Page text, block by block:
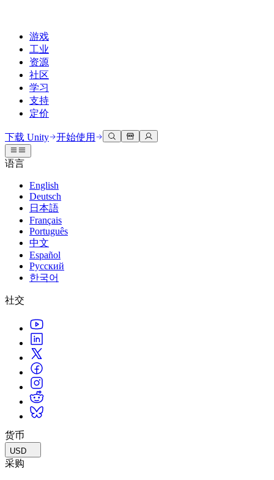
游戏
工业
资源
社区
学习
支持
定价
开发
Unity 引擎
为任何平台构建2D和3D游戏
协作
与团队协作并快速迭代
下载 Unity
计划和定价
部署
探索 Unity 支持的超过 25 个平台
常态化运营
游戏上线后的数据洞察与常态化运营
Grow
用户获取
被发现并获取移动用户
管理跨门店和D2C渠道的IAP（应用内购买）
商业化
使用案例
3D协作
实时构建和审查3D项目
沉浸式培训
在沉浸式环境中培训
客户体验
创建互动3D体验
行业
实现运营卓越
零售
将店内体验转化为在线体验
汽车
提升创新能力和车内体验
查看所有行业
技术库
文档
官方用户手册和API参考
开发者工具
发布版本和问题跟踪器
路线图
查看即将推出的功能
技术术语库
案例分析
真实成功案例
最佳实践指南
专家提示和技巧
演示
演示、示例和构建模块
所有资源
新增功能
社区中心
讨论
讨论、解决问题和连接
事件
全球和本地活动
社区故事
Made with Unity
展示Unity创作者
直播活动
Unity奖项
庆祝全球的Unity创作者
适合每个级别
Unity Learn
免费掌握Unity技能
专业培训
通过Unity培训师提升您的团队
Unity新手
准备开始
开始您的学习
你是Unity 新手？开始您的旅程
使用指南
可操作的技巧和最佳实践
教育
对于学生
开启您的职业生涯
增强您的教学
教育资助许可证
支持选项
获取帮助
帮助您在Unity中取得成功
成功计划
通过专家支持更快实现目标
常见问题解答
常见问题解答
联系我们
下载 Unity 开始使用
语言
English
Deutsch
日本語
Français
Português
中文
Español
Русский
한국어
社交
货币
USD
采购